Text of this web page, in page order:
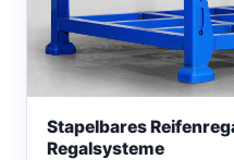
Stapelbares
Regalsysteme